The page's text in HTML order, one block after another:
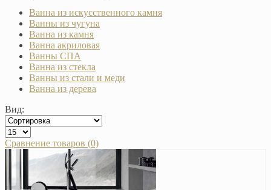
Ванна из искусственного камня
Ванны из чугуна
Ванна из камня
Ванна акриловая
Ванны СПА
Ванна из стекла
Ванны из стали и меди
Ванна из дерева
Вид:
Сравнение товаров (0)